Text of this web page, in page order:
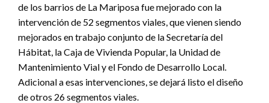
de los barrios de La Mariposa fue mejorado con la
intervención de 52 segmentos viales, que vienen siendo
mejorados en trabajo conjunto de la Secretaría del
Hábitat, la Caja de Vivienda Popular, la Unidad de
Mantenimiento Vial y el Fondo de Desarrollo Local.
Adicional a esas intervenciones, se dejará listo el diseño
de otros 26 segmentos viales.